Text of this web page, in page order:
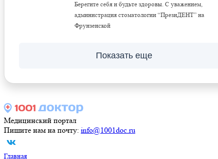
Берегите себя и будьте здоровы. С уважением,
администрация стоматологии “ПрезиДЕНТ” на
Фрунзенской
Показать еще
Медицинский портал
Пишите нам на почту: info@1001doc.ru
Главная